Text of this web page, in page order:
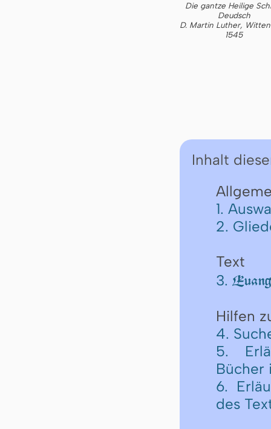
Die gantze Heilige
Deudsch
D. Martin Luther,
1545
Inhalt
1.
2.
Text
3.
Hilfen
4.
5.
Bücher
6.
des